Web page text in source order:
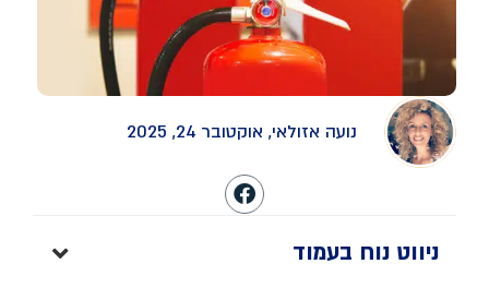
נועה אזולאי, אוקטובר 24, 2025
ניווט נוח בעמוד